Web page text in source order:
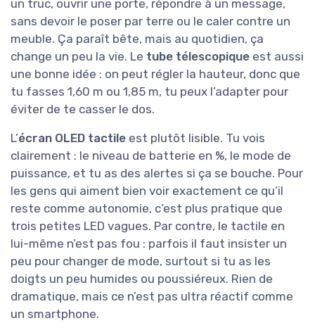
un truc, ouvrir une porte, répondre à un message,
sans devoir le poser par terre ou le caler contre un
meuble. Ça paraît bête, mais au quotidien, ça
change un peu la vie. Le tube télescopique est aussi
une bonne idée : on peut régler la hauteur, donc que
tu fasses 1,60 m ou 1,85 m, tu peux l’adapter pour
éviter de te casser le dos.
L’écran OLED tactile est plutôt lisible. Tu vois
clairement : le niveau de batterie en %, le mode de
puissance, et tu as des alertes si ça se bouche. Pour
les gens qui aiment bien voir exactement ce qu’il
reste comme autonomie, c’est plus pratique que
trois petites LED vagues. Par contre, le tactile en
lui-même n’est pas fou : parfois il faut insister un
peu pour changer de mode, surtout si tu as les
doigts un peu humides ou poussiéreux. Rien de
dramatique, mais ce n’est pas ultra réactif comme
un smartphone.